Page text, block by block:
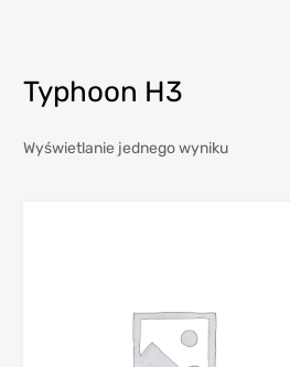
Typhoon H3
Wyświetlanie jednego wyniku